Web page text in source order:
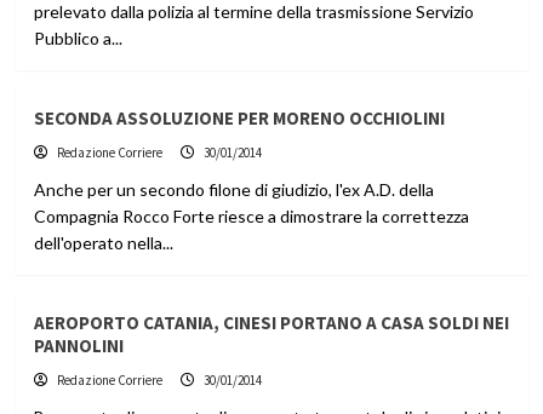
prelevato dalla polizia al termine della trasmissione Servizio
Pubblico a...
SECONDA ASSOLUZIONE PER MORENO OCCHIOLINI
Redazione Corriere 30/01/2014
Anche per un secondo filone di giudizio, l'ex A.D. della
Compagnia Rocco Forte riesce a dimostrare la correttezza
dell'operato nella...
AEROPORTO CATANIA, CINESI PORTANO A CASA SOLDI NEI
PANNOLINI
Redazione Corriere 30/01/2014